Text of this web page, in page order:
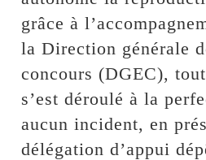
grâce à
la Direction générale
concours (DGEC),
s’est déroulé à la
aucun incident, en
délégation d’appui